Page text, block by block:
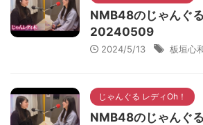
NMB48のじゃんぐ
20240509
2024/5/13 板垣心
じゃんぐる レディOh！
NMB48のじゃんぐ